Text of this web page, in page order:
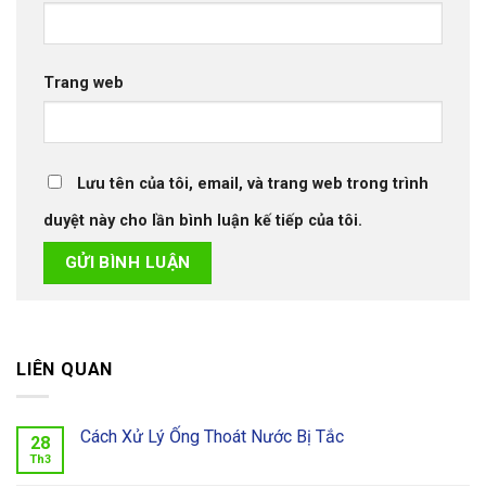
Trang web
Lưu tên của tôi, email, và trang web trong trình
duyệt này cho lần bình luận kế tiếp của tôi.
LIÊN QUAN
28
Th3
Cách Xử Lý Ống Thoát Nước Bị Tắc